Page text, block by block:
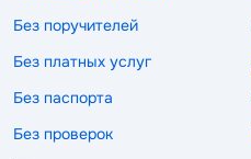
Без поручителей
Без платных услуг
Без паспорта
Без проверок